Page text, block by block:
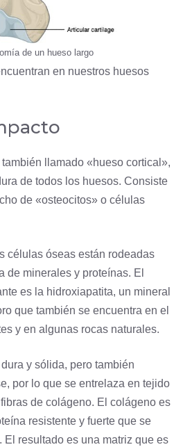
de un hueso largo
en nuestros huesos
llamado «hueso cortical»,
de todos los huesos. Consiste
de «osteocitos» o células
células óseas están rodeadas
de minerales y proteínas. El
es la hidroxiapatita, un mineral
que también se encuentra en el
y en algunas rocas naturales.
y sólida, pero también
por lo que se entrelaza en tejido
de colágeno. El colágeno es
resistente y fuerte que se
. El resultado es una matriz que es